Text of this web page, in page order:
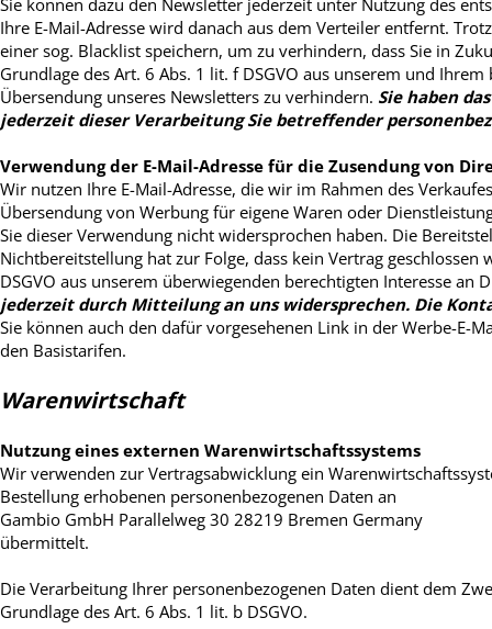
Sie können dazu den Newsletter jederzeit unter Nutzung des
Ihre E-Mail-Adresse wird danach aus dem Verteiler entfernt.
einer sog. Blacklist speichern, um zu verhindern, dass Sie in
Grundlage des Art. 6 Abs. 1 lit. f DSGVO aus unserem und
Übersendung unseres Newsletters zu verhindern. Sie haben
jederzeit dieser Verarbeitung Sie betreffender
Verwendung der E-Mail-Adresse für die Zusendung von
Wir nutzen Ihre E-Mail-Adresse, die wir im Rahmen des
Übersendung von Werbung für eigene Waren oder
Sie dieser Verwendung nicht widersprochen haben. Die
Nichtbereitstellung hat zur Folge, dass kein Vertrag
DSGVO aus unserem überwiegenden berechtigten Interesse an
jederzeit durch Mitteilung an uns widersprechen. Die
Sie können auch den dafür vorgesehenen Link in der Werbe-E-
den Basistarifen.
Warenwirtschaft
Nutzung eines externen Warenwirtschaftssystems
Wir verwenden zur Vertragsabwicklung ein
Bestellung erhobenen personenbezogenen Daten an
Gambio GmbH Parallelweg 30 28219 Bremen Germany
übermittelt.
Die Verarbeitung Ihrer personenbezogenen Daten dient dem
Grundlage des Art. 6 Abs. 1 lit. b DSGVO.